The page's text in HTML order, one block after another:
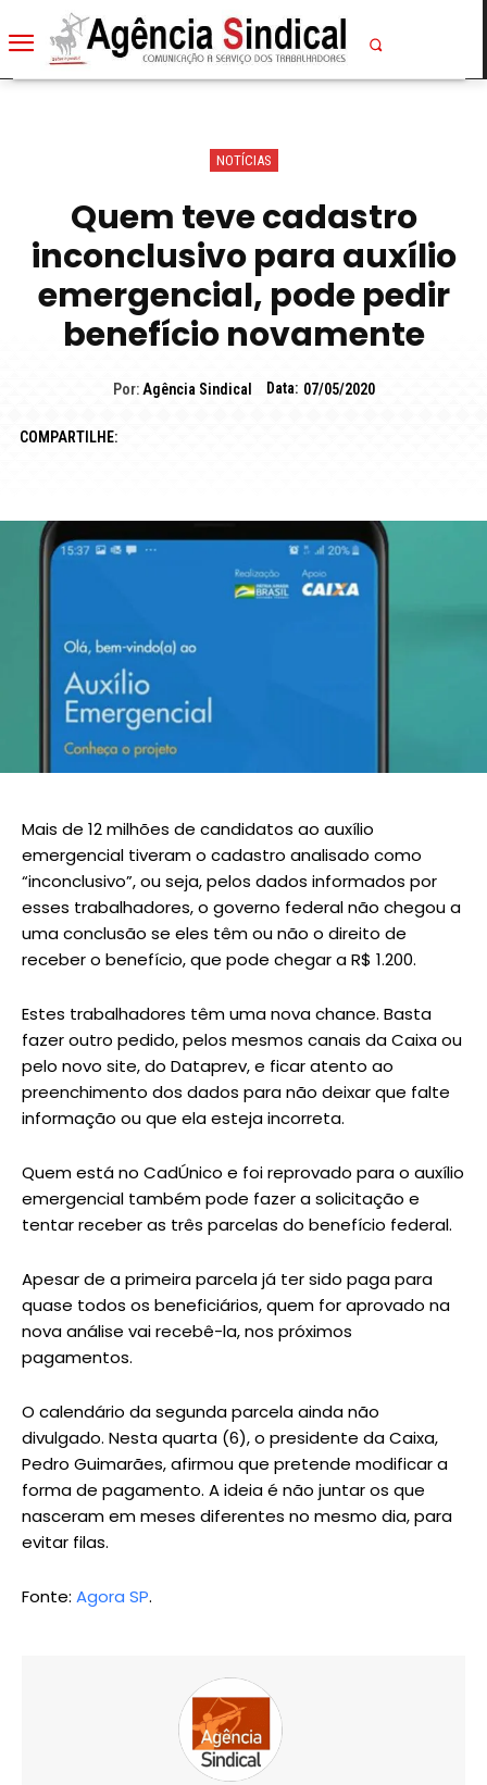
NOTÍCIAS
Quem teve cadastro
inconclusivo para auxílio
emergencial, pode pedir
benefício novamente
Por: Agência Sindical Data: 07/05/2020
COMPARTILHE:
Mais de 12 milhões de candidatos ao auxílio
emergencial tiveram o cadastro analisado como
“inconclusivo”, ou seja, pelos dados informados por
esses trabalhadores, o governo federal não chegou a
uma conclusão se eles têm ou não o direito de
receber o benefício, que pode chegar a R$ 1.200.
Estes trabalhadores têm uma nova chance. Basta
fazer outro pedido, pelos mesmos canais da Caixa ou
pelo novo site, do Dataprev, e ficar atento ao
preenchimento dos dados para não deixar que falte
informação ou que ela esteja incorreta.
Quem está no CadÚnico e foi reprovado para o auxílio
emergencial também pode fazer a solicitação e
tentar receber as três parcelas do benefício federal.
Apesar de a primeira parcela já ter sido paga para
quase todos os beneficiários, quem for aprovado na
nova análise vai recebê-la, nos próximos
pagamentos.
O calendário da segunda parcela ainda não
divulgado. Nesta quarta (6), o presidente da Caixa,
Pedro Guimarães, afirmou que pretende modificar a
forma de pagamento. A ideia é não juntar os que
nasceram em meses diferentes no mesmo dia, para
evitar filas.
Fonte: Agora SP.